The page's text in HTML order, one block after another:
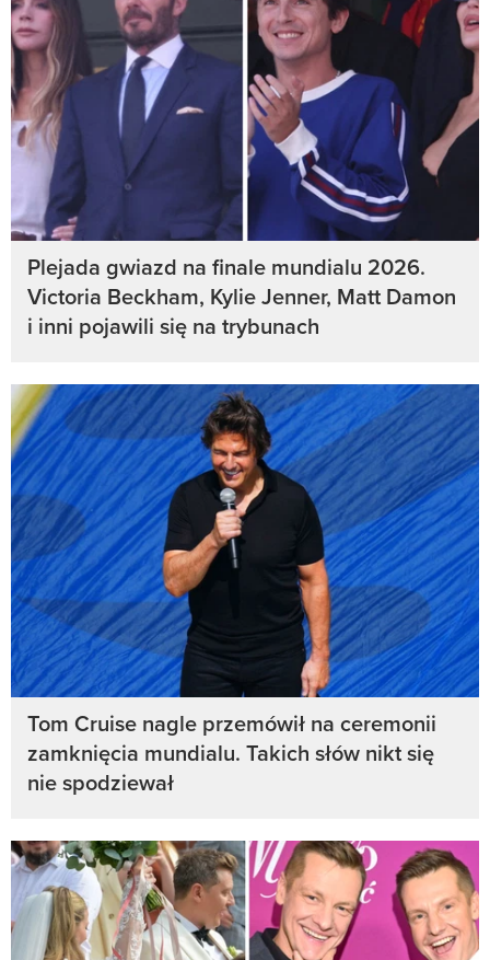
Plejada gwiazd na finale mundialu 2026.
Victoria Beckham, Kylie Jenner, Matt Damon
i inni pojawili się na trybunach
Tom Cruise nagle przemówił na ceremonii
zamknięcia mundialu. Takich słów nikt się
nie spodziewał